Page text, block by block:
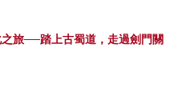
旅──踏上古蜀道，走過劍門關